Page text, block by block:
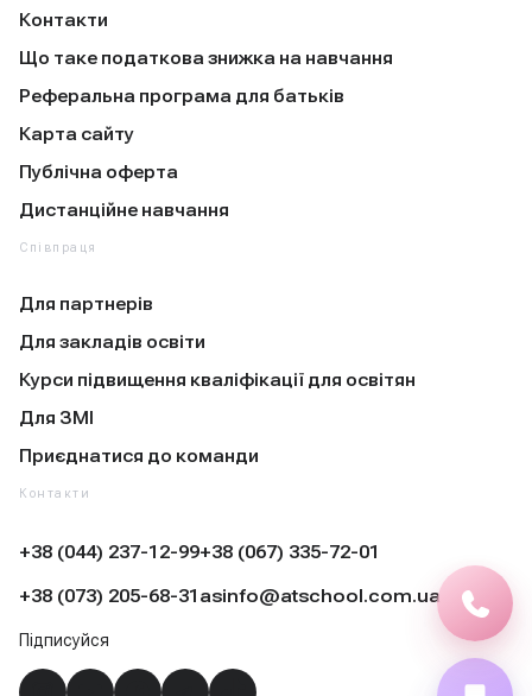
Контакти
Що таке податкова знижка на навчання
Реферальна програма для батьків
Карта сайту
Публічна оферта
Дистанційне навчання
Співпраця
Для партнерів
Для закладів освіти
Курси підвищення кваліфікації для освітян
Для ЗМІ
Приєднатися до команди
Контакти
+38 (044) 237-12-99+38 (067) 335-72-01
+38 (073) 205-68-31 asinfo@atschool.com.ua
Підписуйся